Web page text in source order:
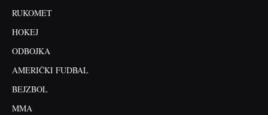
RUKOMET
HOKEJ
ODBOJKA
AMERIČKI FUDBAL
BEJZBOL
MMA